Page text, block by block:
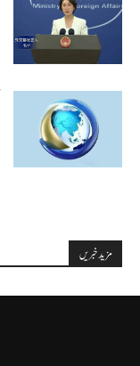
مزید خبریں